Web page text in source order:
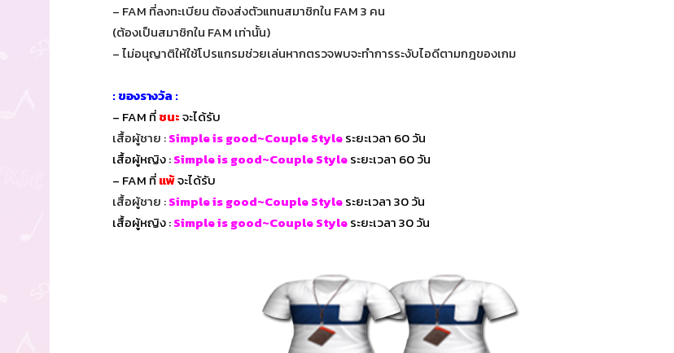
– FAM ที่ลงทะเบียน ต้องส่งตัวแทนสมาชิกใน FAM 3 คน
(ต้องเป็นสมาชิกใน FAM เท่านั้น)
– ไม่อนุญาติให้ใช้โปรแกรมช่วยเล่นหากตรวจพบจะทำการระงับไอดีตามกฎของเกม
: ของรางวัล :
– FAM ที่ชนะจะได้รับ
เสื้อผู้ชาย :Simple is good~Couple Styleระยะเวลา 60 วัน
เสื้อผู้หญิง :Simple is good~Couple Styleระยะเวลา 60 วัน
– FAM ที่แพ้จะได้รับ
เสื้อผู้ชาย :Simple is good~Couple Styleระยะเวลา 30 วัน
เสื้อผู้หญิง :Simple is good~Couple Styleระยะเวลา 30 วัน